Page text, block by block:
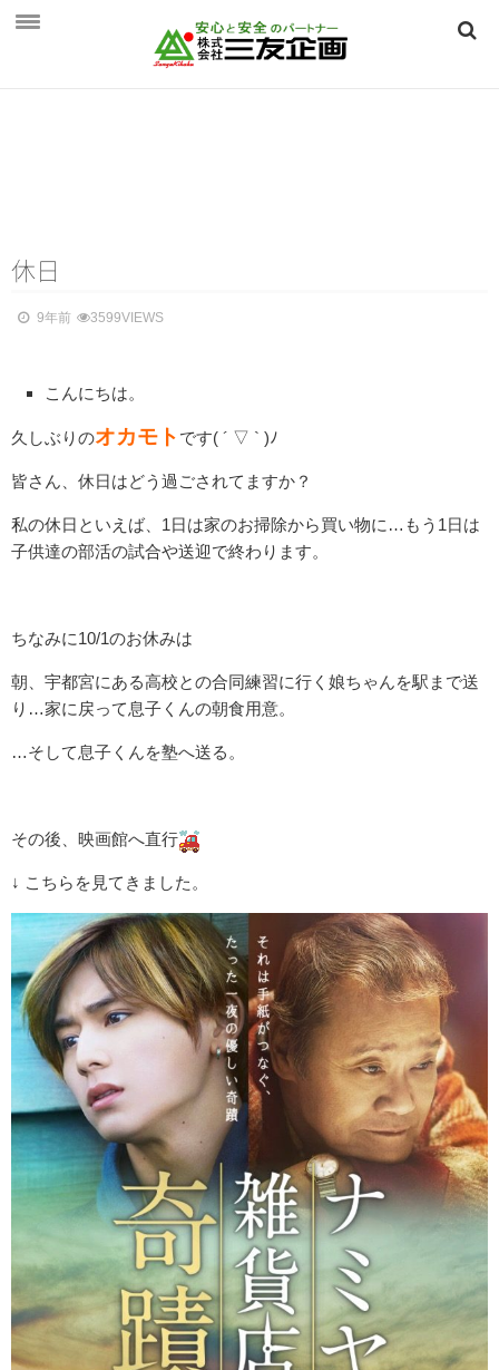
保険相談のご案内
個人向け ～生活を守る保険～
つくば保険相談見直し．ｃｏｍ
会社概要
会社概要
沿革
さんゆうはじめて物語
採用情報
保険のQ＆A
休日
9年前 3599VIEWS
こんにちは。
久しぶりのオカモト です( ´ ▽ ` )ﾉ
皆さん、休日はどう過ごされてますか？
私の休日といえば、1日は家のお掃除から買い物に…もう1日は
子供達の部活の試合や送迎で終わります。
ちなみに10/1のお休みは
朝、宇都宮にある高校との合同練習に行く娘ちゃんを駅まで送
り…家に戻って息子くんの朝食用意。
…そして息子くんを塾へ送る。
その後、映画館へ直行
↓ こちらを見てきました。